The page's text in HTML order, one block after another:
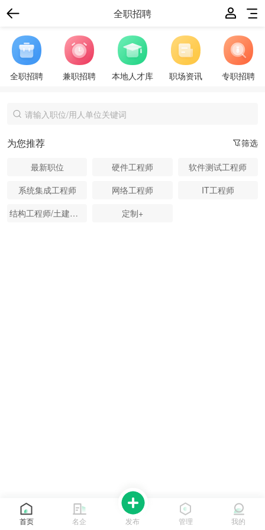
全职招聘
全职招聘 兼职招聘 本地人才库 职场资讯 专职招聘
筛选
为您推荐
最新职位 硬件工程师
软件测试工程师
系统集成工程师
网络工程师
IT工程师
结构工程师/土建工程师
定制+
首页 名企 发布 管理 我的